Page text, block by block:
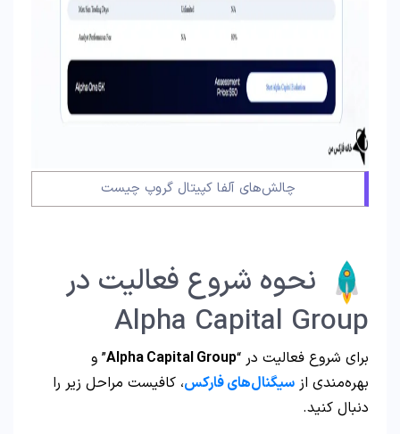
چالش‌های آلفا کپیتال گروپ چیست
نحوه شروع فعالیت در
Alpha Capital Group
برای شروع فعالیت در “Alpha Capital Group” و
بهره‌مندی از سیگنال‌های فارکس، کافیست مراحل زیر را
دنبال کنید.